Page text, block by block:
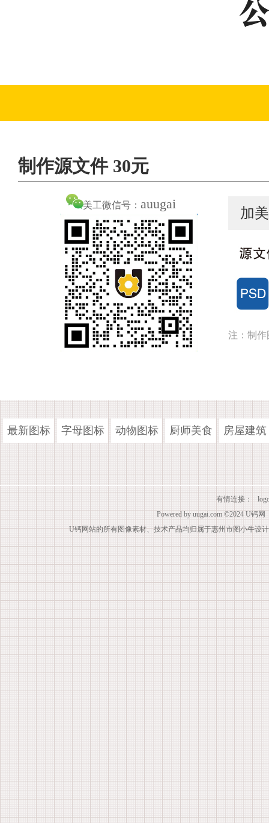
制作源文件 30元
美工微信号： auugai
加
注：制作
最新图标 字母图标 动物图标 厨师美食 房屋建筑
有情连接：
Powered by uugai.com ©2024 U钙网
U钙网站的所有图像素材、技术产品均归属于惠州市图小牛设